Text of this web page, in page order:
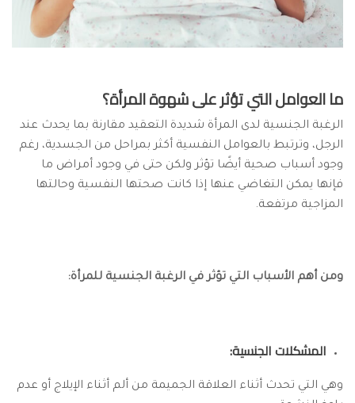
ما العوامل التي تؤثر على شهوة المرأة؟
الرغبة الجنسية لدى المرأة شديدة التعقيد مقارنة بما يحدث عند
الرجل، وترتبط بالعوامل النفسية أكثر بمراحل من الجسدية، رغم
وجود أسباب صحية أيضًا تؤثر ولكن حتى في وجود أمراض ما
فإنها يمكن التغاضي عنها إذا كانت صحتها النفسية وحالتها
المزاجية مرتفعة.
ومن أهم الأسباب التي تؤثر في الرغبة الجنسية للمرأة:
المشكلات الجنسية:
وهي التي تحدث أثناء العلاقة الجميمة من ألم أثناء الإيلاج أو عدم